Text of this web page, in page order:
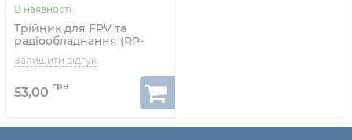
Трійник для FPV та
радіообладнання (RP-
SMA F - RP-SMA M - RP-
SMA F)
53,00